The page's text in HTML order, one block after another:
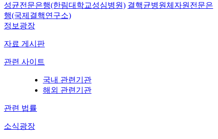
성균전문은행(한림대학교성심병원) 결핵균병원체자원전문은
행(국제결핵연구소)
정보광장
자료 게시판
관련 사이트
국내 관련기관
해외 관련기관
관련 법률
소식광장